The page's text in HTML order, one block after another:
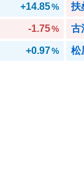
+14.85% 扶
-1.75% 古
+0.97% 松